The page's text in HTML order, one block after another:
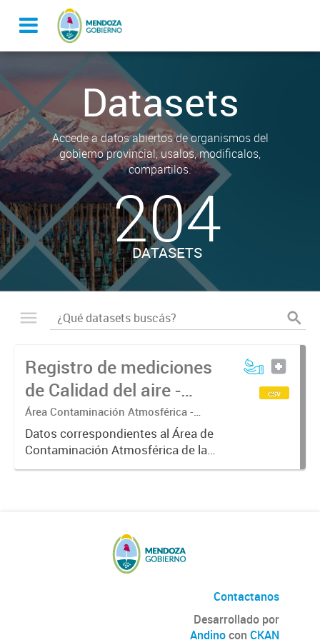
Datasets
Accede a datos abiertos de organismos del
gobierno provincial, usalos, modificalos,
compartilos.
204
DATASETS
Registro de mediciones
de Calidad del aire -
Meteorología
Área Contaminación Atmosférica -
Dirección de Protección Ambiental
Datos correspondientes al Área de
Contaminación Atmosférica de la
Dirección de Protección Ambiental.
csv
Contactanos
Desarrollado por
Andinocon CKAN